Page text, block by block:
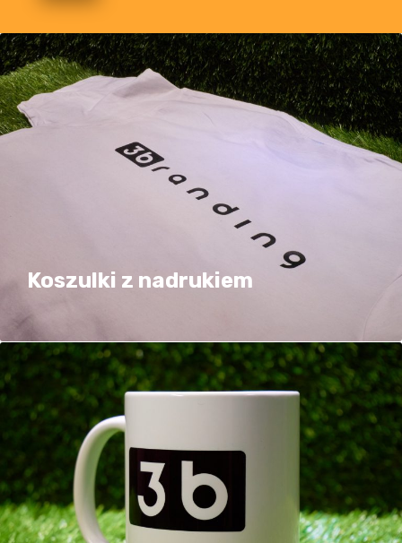
Koszulki z nadrukiem